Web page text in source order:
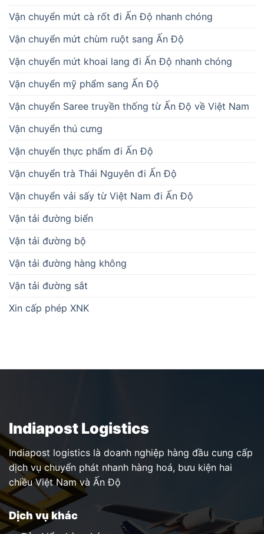
Vận chuyển mứt cà rốt đi Ấn Độ nhanh chóng
Vận chuyển mứt chùm ruột sang Ấn Độ
Vận chuyển mứt khoai lang đi Ấn Độ nhanh chóng
Vận chuyển mỹ phẩm sang Ấn Độ
Vận chuyển Saree truyền thống từ Ấn Độ về Việt Nam
Vận chuyển thú cưng
Vận chuyển thực phẩm đi Ấn Độ
Vận chuyển trà Thái Nguyên đi Ấn Độ
Vận chuyển vải sấy từ Việt Nam đi Ấn Độ
Vận tải đường biển
Vận tải đường bộ
Vận tải đường hàng không
Vận tải đường sắt
Xin cấp phép XNK
Indiapost Logistics
Indiapost logistics là doanh nghiệp hàng đầu cung cấp
dịch vụ chuyển phát nhanh hàng hoá, bưu kiện hai
chiều Việt Nam và Ấn Độ
Dịch vụ khác